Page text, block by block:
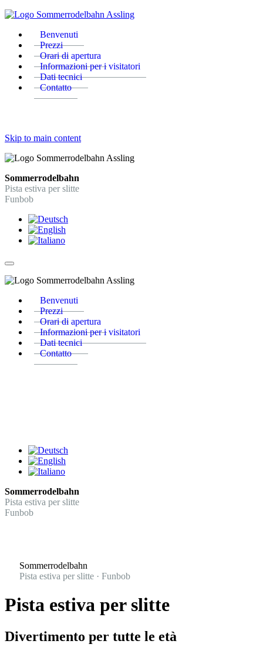
Benvenuti
Prezzi
Orari di apertura
Informazioni per i visitatori
Dati tecnici
Contatto
Skip to main content
Sommerrodelbahn
Pista estiva per slitte
Funbob
Benvenuti
Prezzi
Orari di apertura
Informazioni per i visitatori
Dati tecnici
Contatto
Sommerrodelbahn
Pista estiva per slitte
Funbob
Sommerrodelbahn
Pista estiva per slitte · Funbob
Pista estiva per slitte
Divertimento per tutte le età